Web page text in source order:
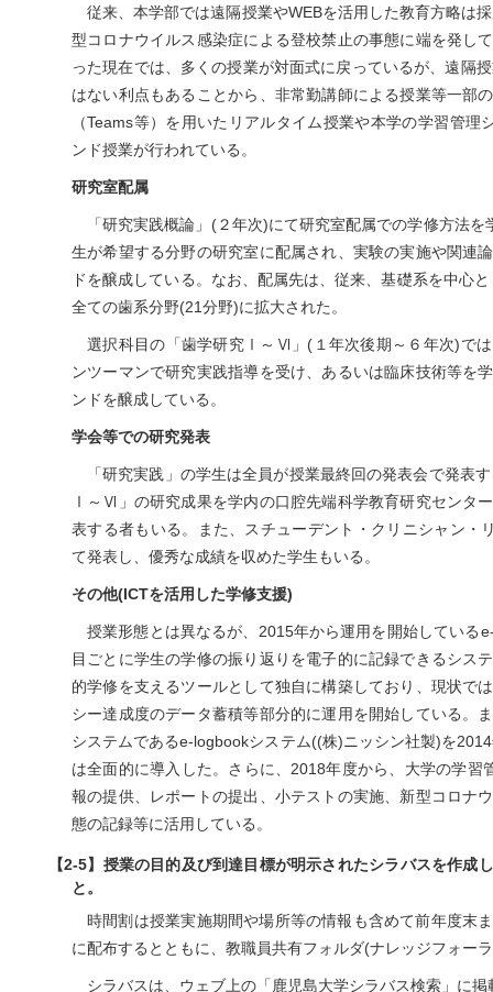
従来、本学部では遠隔授業やWEBを活用した教育方略は
型コロナウイルス感染症による登校禁止の事態に端を発し
った現在では、多くの授業が対面式に戻っているが、遠隔
はない利点もあることから、非常勤講師による授業等一部
（Teams等）を用いたリアルタイム授業や本学の学習管
ンド授業が行われている。
研究室配属
「研究実践概論」(２年次)にて研究室配属での学修方法
生が希望する分野の研究室に配属され、実験の実施や関連
ドを醸成している。なお、配属先は、従来、基礎系を中心
全ての歯系分野(21分野)に拡大された。
選択科目の「歯学研究Ⅰ～Ⅵ」(１年次後期～６年次)で
ンツーマンで研究実践指導を受け、あるいは臨床技術等を
ンドを醸成している。
学会等での研究発表
「研究実践」の学生は全員が授業最終回の発表会で発表
Ⅰ～Ⅵ」の研究成果を学内の口腔先端科学教育研究センタ
表する者もいる。また、スチューデント・クリニシャン・
て発表し、優秀な成績を収めた学生もいる。
その他(ICTを活用した学修支援)
授業形態とは異なるが、2015年から運用を開始している
目ごとに学生の学修の振り返りを電子的に記録できるシス
的学修を支えるツールとして独自に構築しており、現状で
シー達成度のデータ蓄積等部分的に運用を開始している。
システムであるe-logbookシステム((株)ニッシン社製)を
は全面的に導入した。さらに、2018年度から、大学の学習
報の提供、レポートの提出、小テストの実施、新型コロナ
態の記録等に活用している。
【2-5】授業の目的及び到達目標が明示されたシラバスを作成
と。
時間割は授業実施期間や場所等の情報も含めて前年度末
に配布するとともに、教職員共有フォルダ(ナレッジフォー
シラバスは、ウェブ上の「鹿児島大学シラバス検索」に